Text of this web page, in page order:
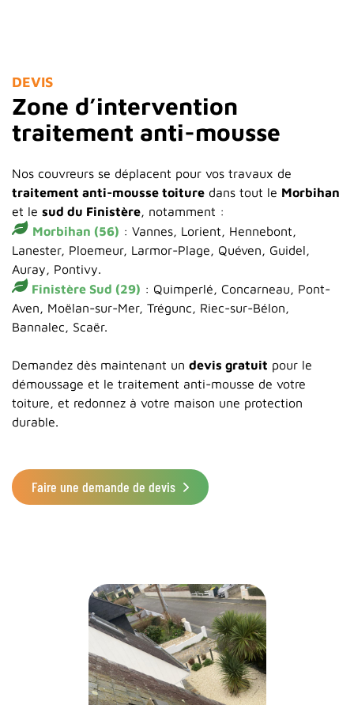
DEVIS
Zone d’intervention
traitement anti-mousse
Nos couvreurs se déplacent pour vos travaux de
traitement anti-mousse toiture dans tout le Morbihan
et le sud du Finistère, notamment :
Morbihan (56) : Vannes, Lorient, Hennebont,
Lanester, Ploemeur, Larmor-Plage, Quéven, Guidel,
Auray, Pontivy.
Finistère Sud (29) : Quimperlé, Concarneau, Pont-
Aven, Moëlan-sur-Mer, Trégunc, Riec-sur-Bélon,
Bannalec, Scaër.
Demandez dès maintenant un devis gratuit pour le
démoussage et le traitement anti-mousse de votre
toiture, et redonnez à votre maison une protection
durable.
Faire une demande de devis